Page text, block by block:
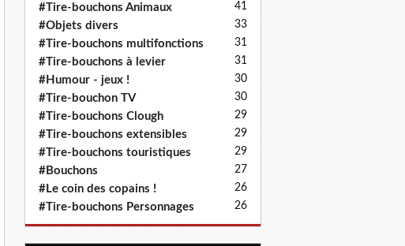
#Tire-bouchons Animaux 41
#Objets divers 33
#Tire-bouchons multifonctions 31
#Tire-bouchons à levier 31
#Humour - jeux ! 30
#Tire-bouchon TV 30
#Tire-bouchons Clough 29
#Tire-bouchons extensibles 29
#Tire-bouchons touristiques 29
#Bouchons 27
#Le coin des copains ! 26
#Tire-bouchons Personnages 26